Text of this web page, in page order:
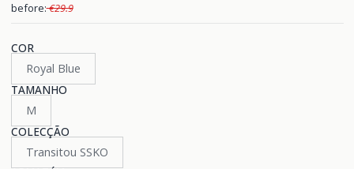
before:€29.9
COR
Royal Blue
TAMANHO
M
COLECÇÃO
Transitou SSKO